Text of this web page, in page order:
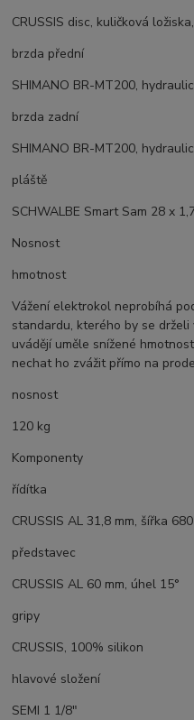
CRUSSIS disc, kuličková
brzda přední
SHIMANO BR-MT200,
brzda zadní
SHIMANO BR-MT200,
pláště
SCHWALBE Smart Sam 28 x
Nosnost
hmotnost
Vážení elektrokol neprobíhá
standardu, kterého by se
uvádějí uměle snížené
nechat ho zvážit přímo na
nosnost
120 kg
Komponenty
řídítka
CRUSSIS AL 31,8 mm, šířka
představec
CRUSSIS AL 60 mm, úhel 15°
gripy
CRUSSIS, 100% silikon
hlavové složení
SEMI 1 1/8"